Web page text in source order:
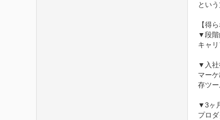
とい
【得
▼段階
キャ
▼入社
マー
存ツ
▼3ヶ
プロ